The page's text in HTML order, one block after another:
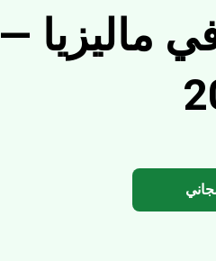
ماليزيا —